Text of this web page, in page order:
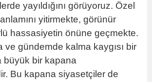
yayıldığını görüyoruz. Özel
yitirmekte, görünür
hassasiyetin önüne geçmekte.
ve gündemde kalma kaygısı bir
büyük bir kapana
Bu kapana siyasetçiler de